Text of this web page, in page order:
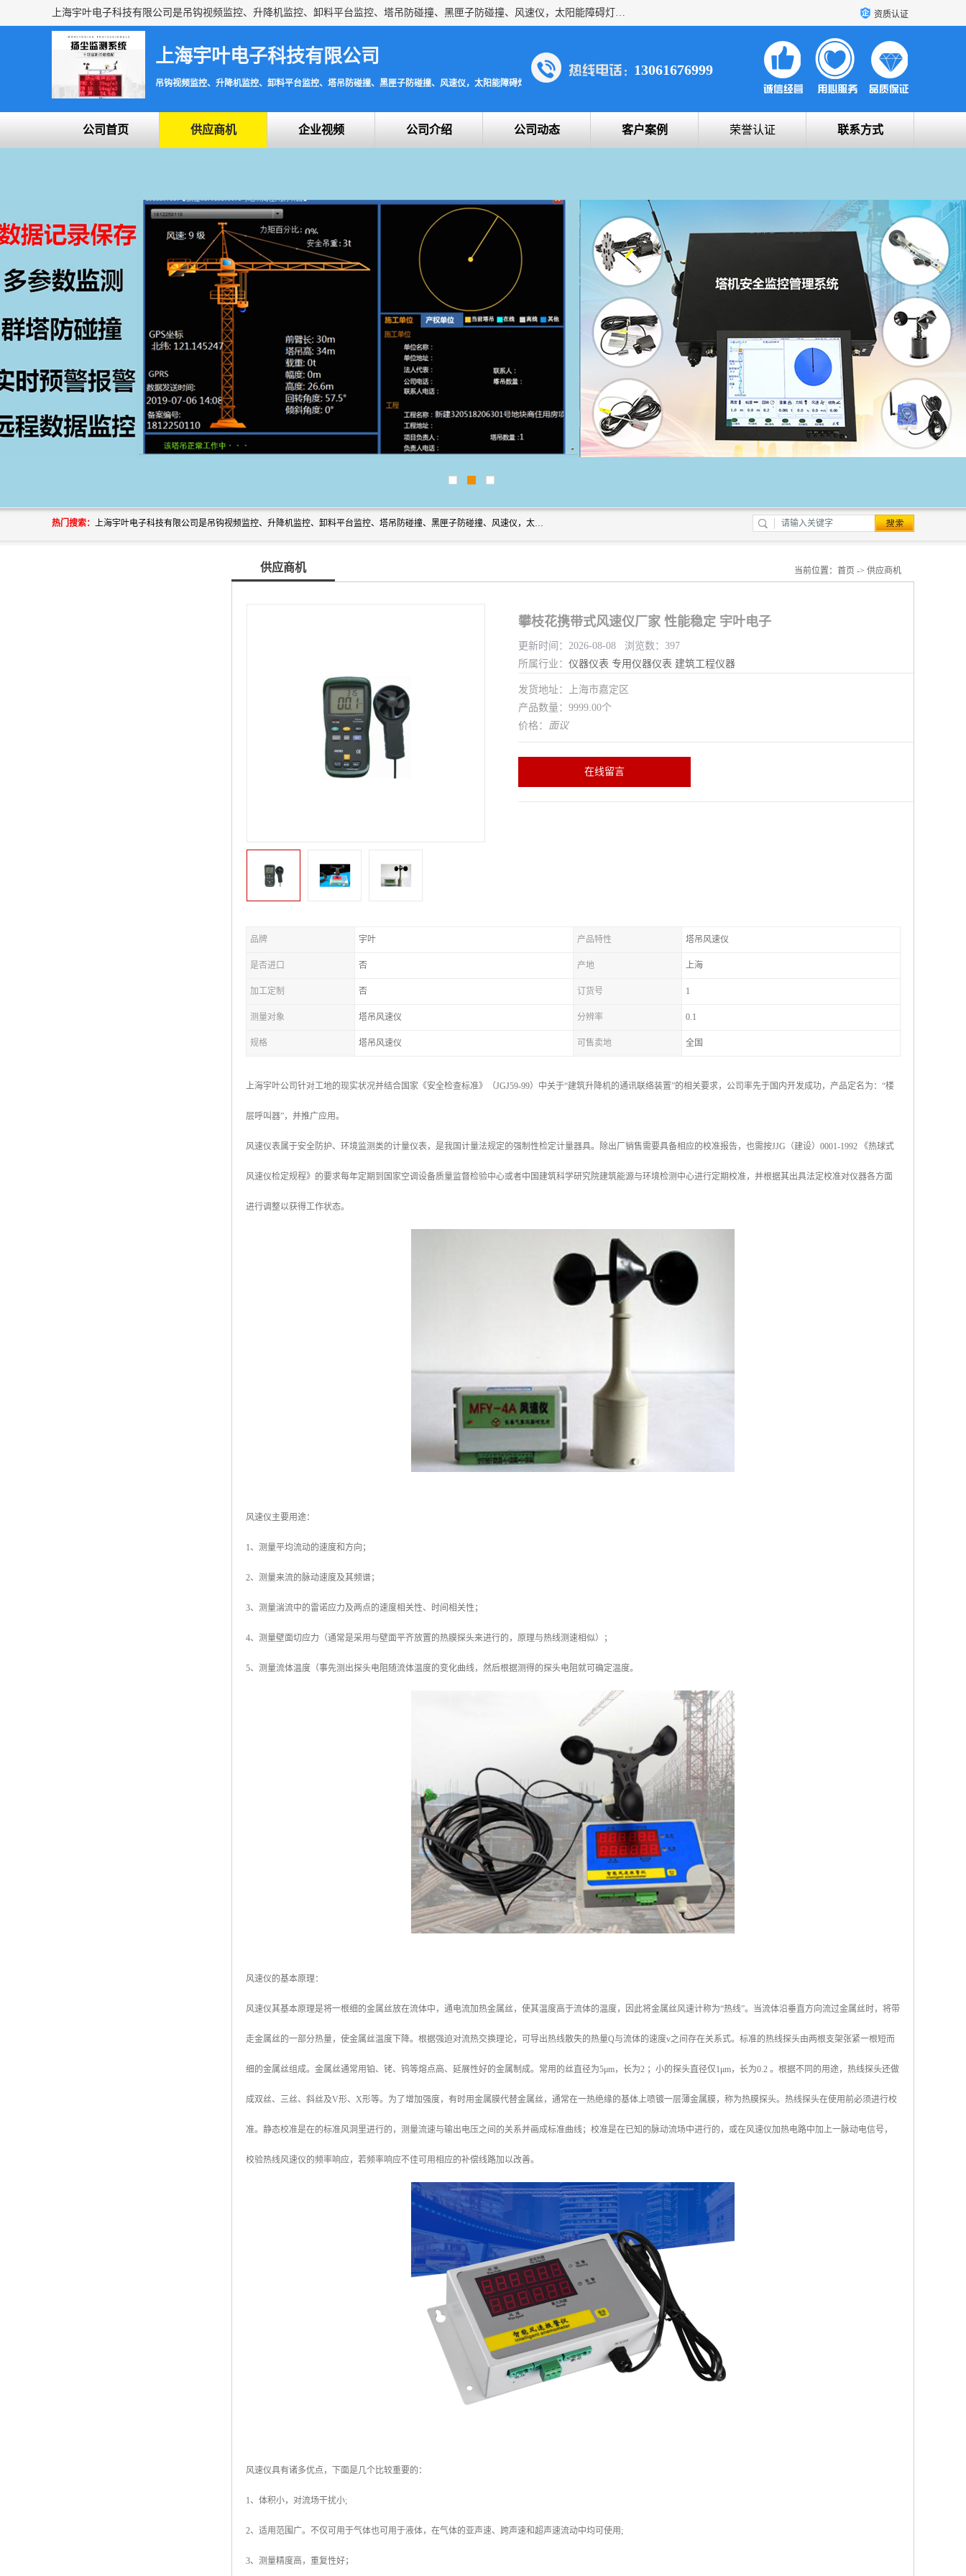
上海宇叶电子科技有限公司是吊钩视频监控、升降机监控、卸料平台监控、塔吊防碰撞、黑匣子防碰撞、风速仪，太阳能障碍灯安全提示灯等一系列升降机的常用配件产品专业研发生产加工的公司，拥有完整、科学的质量管理体系。 资质认证
上海宇叶电子科技有限公司
吊钩视频监控、升降机监控、卸料平台监控、塔吊防碰撞、黑匣子防碰撞、风速仪，太阳能障碍灯安全提示灯
13061676999
公司首页 供应商机 企业视频 公司介绍 公司动态 客户案例 荣誉认证 联系方式
热门搜索： 上海宇叶电子科技有限公司是吊钩视频监控、升降机监控、卸料平台监控、塔吊防碰撞、黑匣子防碰撞、风速仪，太阳能障碍灯安全提示灯等一系列升降机的常用配件产品专业研发生产加工的公司，拥有完整、科学的质量管理体系。
供应商机 当前位置： 首页 -> 供应商机
攀枝花携带式风速仪厂家 性能稳定 宇叶电子
更新时间：2026-08-08 浏览数：397
所属行业： 仪器仪表 专用仪器仪表 建筑工程仪器
发货地址：上海市嘉定区
产品数量：9999.00个
价格： 面议
在线留言
品牌 宇叶 产品特性 塔吊风速仪
是否进口 否 产地 上海
加工定制 否 订货号 1
测量对象 塔吊风速仪 分辨率 0.1
规格 塔吊风速仪 可售卖地 全国
上海宇叶公司针对工地的现实状况并结合国家《安全检查标准》（JGJ59-99）中关于“建筑升降机的通讯联络装置”的相关要求，公司率先于国内开发成功，产品定名为：“楼
层呼叫器”，并推广应用。
风速仪表属于安全防护、环境监测类的计量仪表，是我国计量法规定的强制性检定计量器具。除出厂销售需要具备相应的校准报告，也需按JJG（建设）0001-1992 《热球式
风速仪检定规程》的要求每年定期到国家空调设备质量监督检验中心或者中国建筑科学研究院建筑能源与环境检测中心进行定期校准，并根据其出具法定校准对仪器各方面
进行调整以获得工作状态。
风速仪主要用途：
1、测量平均流动的速度和方向；
2、测量来流的脉动速度及其频谱；
3、测量湍流中的雷诺应力及两点的速度相关性、时间相关性；
4、测量壁面切应力（通常是采用与壁面平齐放置的热膜探头来进行的，原理与热线测速相似）；
5、测量流体温度（事先测出探头电阻随流体温度的变化曲线，然后根据测得的探头电阻就可确定温度。
风速仪的基本原理：
风速仪其基本原理是将一根细的金属丝放在流体中，通电流加热金属丝，使其温度高于流体的温度，因此将金属丝风速计称为“热线”。当流体沿垂直方向流过金属丝时，将带
走金属丝的一部分热量，使金属丝温度下降。根据强迫对流热交换理论，可导出热线散失的热量Q与流体的速度v之间存在关系式。标准的热线探头由两根支架张紧一根短而
细的金属丝组成。金属丝通常用铂、铑、钨等熔点高、延展性好的金属制成。常用的丝直径为5μm，长为2 ；小的探头直径仅1μm，长为0.2 。根据不同的用途，热线探头还做
成双丝、三丝、斜丝及V形、X形等。为了增加强度，有时用金属膜代替金属丝，通常在一热绝缘的基体上喷镀一层薄金属膜，称为热膜探头。热线探头在使用前必须进行校
准。静态校准是在的标准风洞里进行的，测量流速与输出电压之间的关系并画成标准曲线；校准是在已知的脉动流场中进行的，或在风速仪加热电路中加上一脉动电信号，
校验热线风速仪的频率响应，若频率响应不佳可用相应的补偿线路加以改善。
风速仪具有诸多优点，下面是几个比较重要的：
1、体积小，对流场干扰小;
2、适用范围广。不仅可用于气体也可用于液体，在气体的亚声速、跨声速和超声速流动中均可使用;
3、测量精度高，重复性好；